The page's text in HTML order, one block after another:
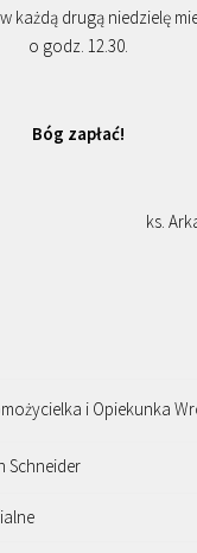
w każdą drugą niedzielę
o godz. 12.30.
Bóg zapłać!
ks.
i Opiekunka
Schneider